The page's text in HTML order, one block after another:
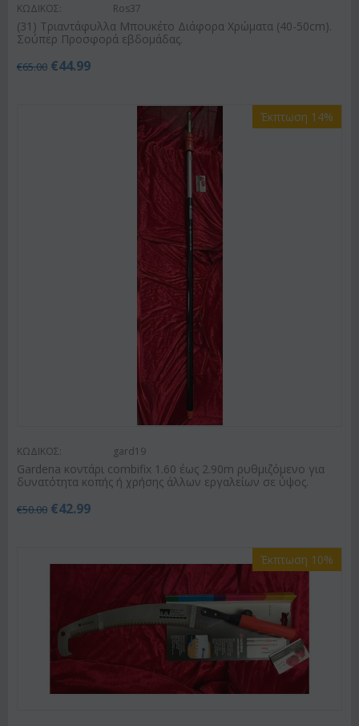
ΚΩΔΙΚΟΣ: Ros37
(31) Τριαντάφυλλα Μπουκέτο Διάφορα Χρώματα (40-50cm).
Σούπερ Προσφορά εβδομάδας.
€65.00 €44.99
Έκπτωση 14%
ΚΩΔΙΚΟΣ: gard19
Gardena κοντάρι combifix 1.60 έως 2.90m ρυθμιζόμενο για
δυνατότητα κοπής ή χρήσης άλλων εργαλείων σε ύψος.
€50.00 €42.99
Έκπτωση 10%